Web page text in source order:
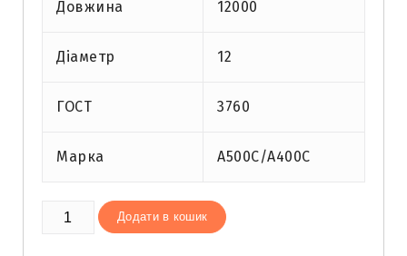
Довжина 12000
Діаметр 12
ГОСТ 3760
Марка А500С/А400С
Арматура
Додати в кошик